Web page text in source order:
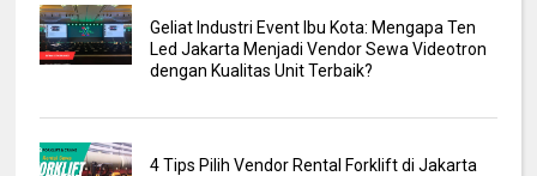
Geliat Industri Event Ibu Kota: Mengapa Ten
Led Jakarta Menjadi Vendor Sewa Videotron
dengan Kualitas Unit Terbaik?
4 Tips Pilih Vendor Rental Forklift di Jakarta